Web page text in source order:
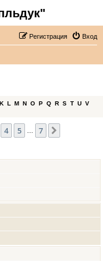
Вход
Регистрация
K L M N O P Q R S T U V
из
4 5 7